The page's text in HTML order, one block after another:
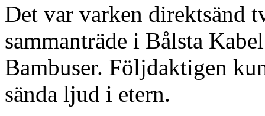
Det var varken direktsänd
sammanträde i Bålsta
Bambuser. Följdaktigen
sända ljud i etern.